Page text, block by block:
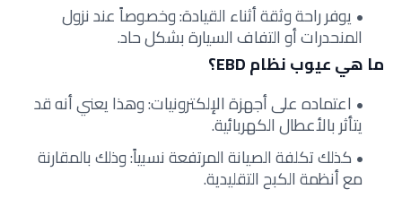
يوفر راحة وثقة أثناء القيادة: وخصوصاً عند نزول
المنحدرات أو التفاف السيارة بشكل حاد.
ما هي عيوب نظام EBD؟
اعتماده على أجهزة الإلكترونيات: وهذا يعني أنه قد
يتأثر بالأعطال الكهربائية.
كذلك تكلفة الصيانة المرتفعة نسبياً: وذلك بالمقارنة
مع أنظمة الكبح التقليدية.